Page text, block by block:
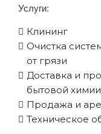
Услуги:
Клининг
Очистка
от грязи
Доставка и
бытовой химии
Продажа и
Техническое